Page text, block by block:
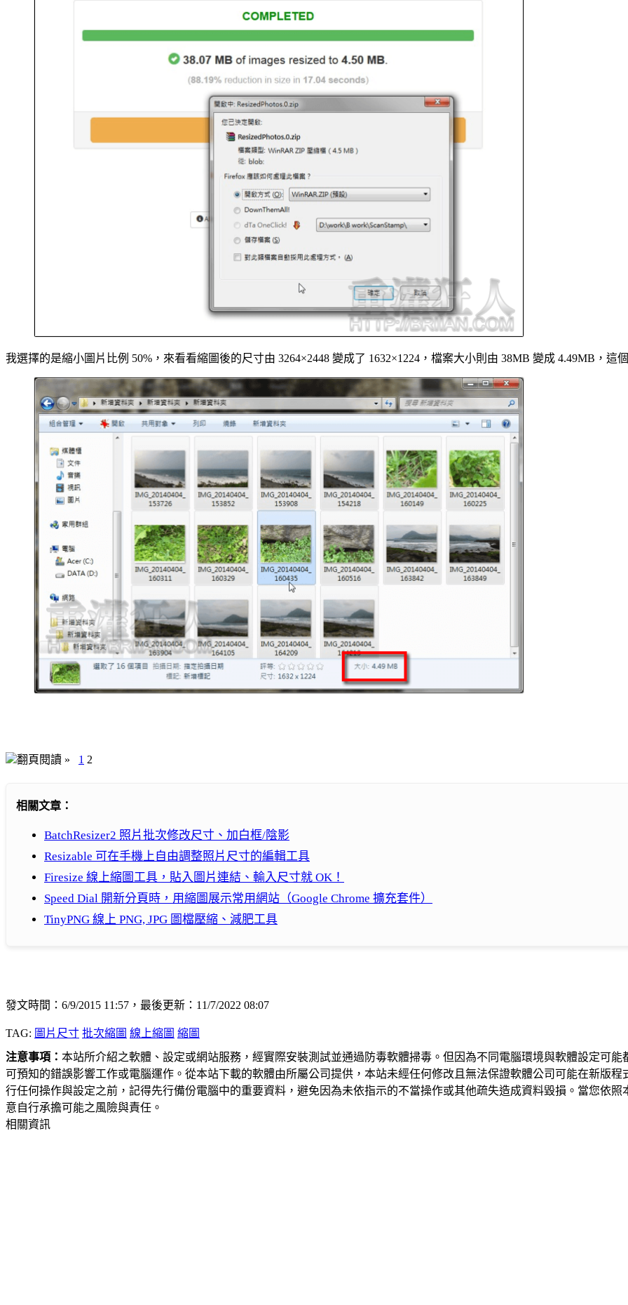
我選擇的是縮小圖片比例 50%，來看看縮圖後的尺寸由 3264×2448 變成了 1632×1224，檔案大小則由 38MB 變成 4.49MB，這
翻頁閱讀 » 1 2
相關文章：
BatchResizer2 照片批次修改尺寸、加白框/陰影
Resizable 可在手機上自由調整照片尺寸的編輯工具
Firesize 線上縮圖工具，貼入圖片連結、輸入尺寸就 OK！
Speed Dial 開新分頁時，用縮圖展示常用網站（Google Chrome 擴充套件）
TinyPNG 線上 PNG, JPG 圖檔壓縮、減肥工具
發文時間：6/9/2015 11:57，最後更新：11/7/2022 08:07
TAG: 圖片尺寸 批次縮圖 線上縮圖 縮圖
注意事項： 本站所介紹之軟體、設定或網站服務，經實際安裝測試並通過防毒軟體掃毒。但因為不同電腦環境與軟體設定可
可預知的錯誤影響工作或電腦運作。從本站下載的軟體由所屬公司提供，本站未經任何修改且無法保證軟體公司可能在新版
行任何操作與設定之前，記得先行備份電腦中的重要資料，避免因為未依指示的不當操作或其他疏失造成資料毀損。當您依
意自行承擔可能之風險與責任。
相關資訊